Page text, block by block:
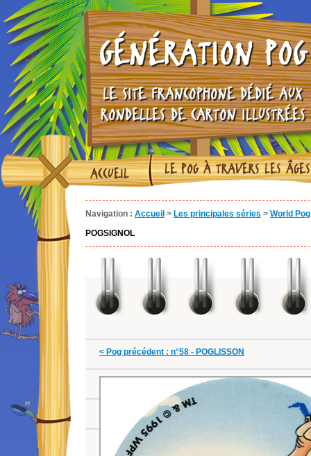
GÉNÉRATION POG
LE SITE FRANCOPHONE DÉDIÉ AUX
RONDELLES DE CARTON ILLUSTRÉES
ACCUEIL LE POG À TRAVERS LES ÂGES
Navigation : Accueil > Les principales séries > World
POGSIGNOL
< Pog précédent : n°58 - POGLISSON